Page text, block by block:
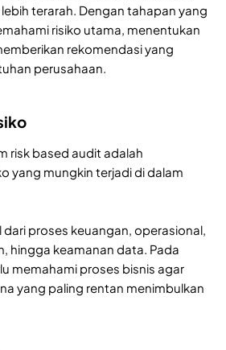
terarah. Dengan tahapan yang
risiko utama, menentukan
rekomendasi yang
perusahaan.
risk based audit adalah
yang mungkin terjadi di dalam
dari proses keuangan, operasional,
hingga keamanan data. Pada
memahami proses bisnis agar
yang paling rentan menimbulkan